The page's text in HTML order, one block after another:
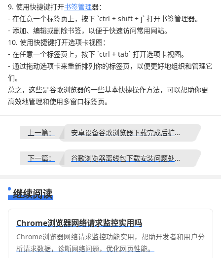
9. 使用快捷键打开书签管理器：
- 在任意一个标签页上，按下 `ctrl + shift + j` 打开书签管理器。
- 添加、编辑或删除书签，以便于快速访问常用网站。
10. 使用快捷键打开选项卡视图：
- 在任意一个标签页上，按下 `ctrl + tab` 打开选项卡视图。
- 通过拖动选项卡来重新排列你的标签页，以便更好地组织和管理它
们。
总之，这些是谷歌浏览器的一些基本快捷操作方法，可以帮助你更
高效地管理和使用多窗口标签页。
上一篇： 安卓设备谷歌浏览器下载完成后扩展程序导入与管理
下一篇： 谷歌浏览器离线包下载安装问题处理经验教程
继续阅读
Chrome浏览器网络请求监控实用吗
Chrome浏览器网络请求监控功能实用，帮助开发者和用户分
析请求数据，诊断网络问题，优化网页性能。